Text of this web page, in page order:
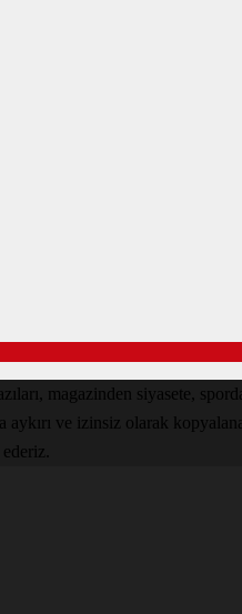
magazinden siyasete,
ve izinsiz olarak